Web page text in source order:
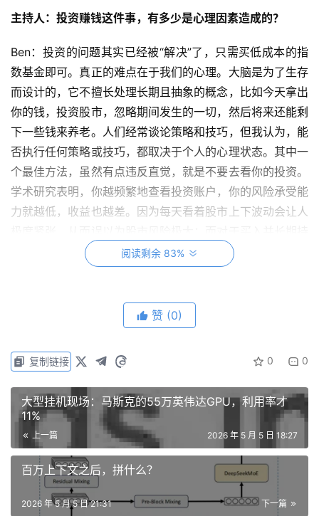
主持人：投资赚钱这件事，有多少是心理因素造成的？
Ben：投资的问题其实已经被“解决”了，只需买低成本的指
数基金即可。真正的难点在于我们的心理。大脑是为了生存
而设计的，它不擅长处理长期且抽象的概念，比如今天拿出
你的钱，投资股市，忽略期间发生的一切，然后将来还能剩
下一些钱来养老。人们经常谈论策略和技巧，但我认为，能
否执行任何策略或技巧，都取决于个人的心理状态。其中一
个最佳方法，虽然有点违反直觉，就是不要去看你的投资。
学术研究表明，你越频繁地查看投资账户，你的风险承受能
力就越低，收益也越差。因为每天看着股市上下波动会让人
有的投资者来说，股市其实比想象中安全得多。
会的巨大存钱压力。但学术研究表明，在低收入时期过度存
存钱，收入低时少存钱。不过，前提是不能养成把钱全部花
光、日后收入增加也不愿存钱的坏习惯。
主持人：下面逐一探讨你提到的人们常犯的 10 个理财错误
吧。
Ben：好的，错误 1 是赚得不够多。
很多人觉得收入低是没
阅读剩余 83%
赞 (0)
0 0
复制链接
大型挂机现场：马斯克的55万英伟达GPU，利用率才
11%
上一篇 2026 年 5 月 5 日 18:27
百万上下文之后，拼什么？
下一篇
2026 年 5 月 5 日 21:31